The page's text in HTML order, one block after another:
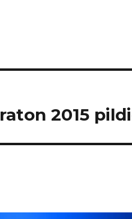
2015